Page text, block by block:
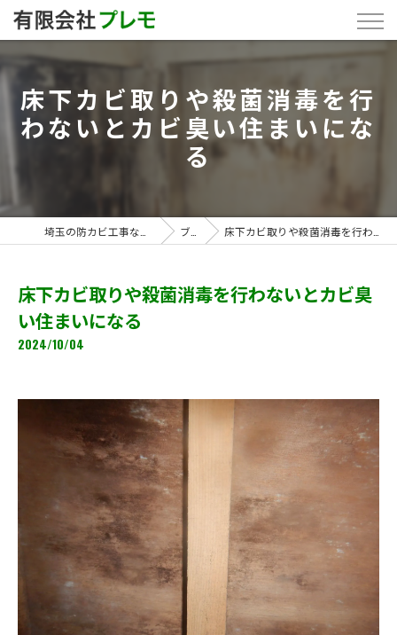
床下カビ取りや殺菌消毒を行
わないとカビ臭い住まいにな
る
ブログ 床下カビ取りや殺菌消毒を行わないとカビ臭い住まいになる
床下カビ取りや殺菌消毒を行わないとカビ臭
い住まいになる
2024/10/04